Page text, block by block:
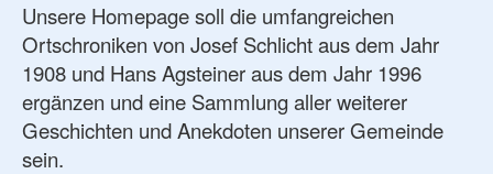
Unsere Homepage soll die umfangreichen
Ortschroniken von Josef Schlicht aus dem Jahr
1908 und Hans Agsteiner aus dem Jahr 1996
ergänzen und eine Sammlung aller weiterer
Geschichten und Anekdoten unserer Gemeinde
sein.